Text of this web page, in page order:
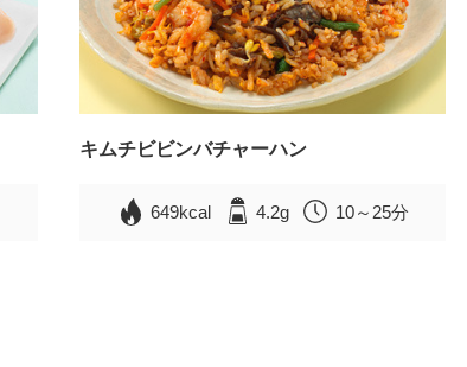
キムチビビンバチャーハン
649kcal 4.2g 10～25分